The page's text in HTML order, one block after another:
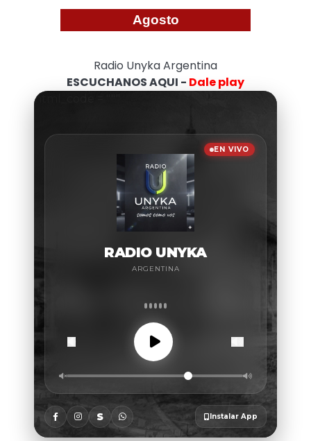
Agosto
Radio Unyka Argentina
ESCUCHANOS AQUI - Dale play